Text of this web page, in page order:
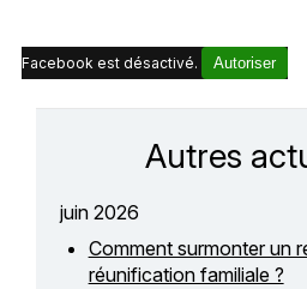
Facebook est désactivé. Autoriser
Autres
juin 2026
Comment surmonter un
réunification familiale ?